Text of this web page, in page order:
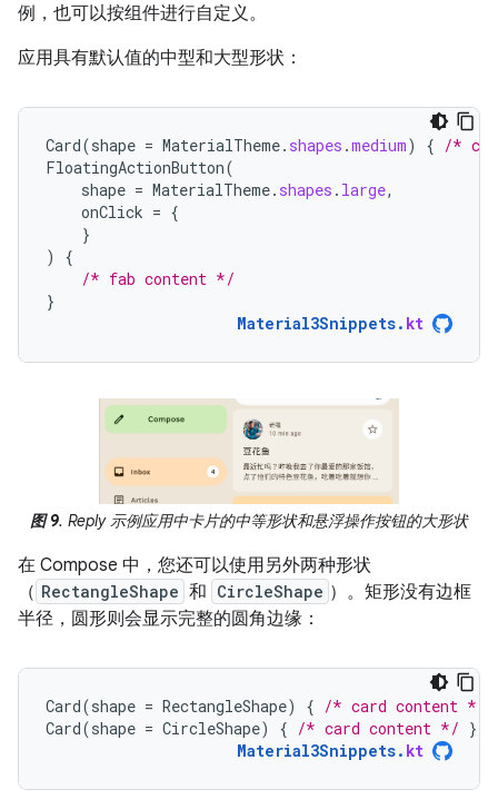
例，也可以按组件进行自定义。
应用具有默认值的中型和大型形状：
Card(shape = MaterialTheme. shapes .medium) { /*
FloatingActionButton(
shape = MaterialTheme. shapes . large,
onClick = {
}
)
{
/* fab content */
}
Material3Snippets. kt
图 9. Reply 示例应用中卡片的中等形状和悬浮操作按钮的大形状
在 Compose 中，您还可以使用另外两种形状
（ RectangleShape 和 CircleShape ）。矩形没有边框
半径，圆形则会显示完整的圆角边缘：
Card(shape = RectangleShape) { /* card content */
Card(shape = CircleShape) { /* card content */ }
Material3Snippets. kt